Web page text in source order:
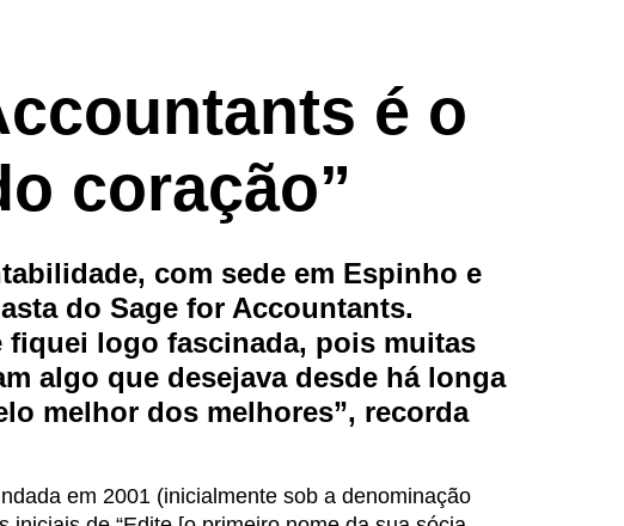
é o
coração”
com sede em Espinho e
do Sage for Accountants.
fiquei logo fascinada, pois muitas
algo que desejava desde há longa
melhor dos melhores”, recorda
em 2001 (inicialmente sob a denominação